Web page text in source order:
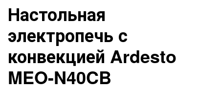
Настольная
электропечь с
конвекцией Ardesto
MEO-N40CB